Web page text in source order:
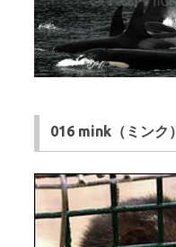
016 mink（ミンク）